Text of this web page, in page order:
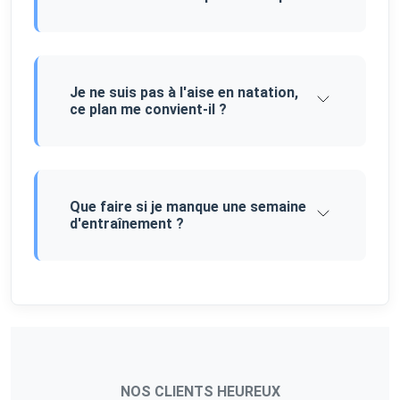
Je ne suis pas à l'aise en natation,
ce plan me convient-il ?
Que faire si je manque une semaine
d'entraînement ?
NOS CLIENTS HEUREUX